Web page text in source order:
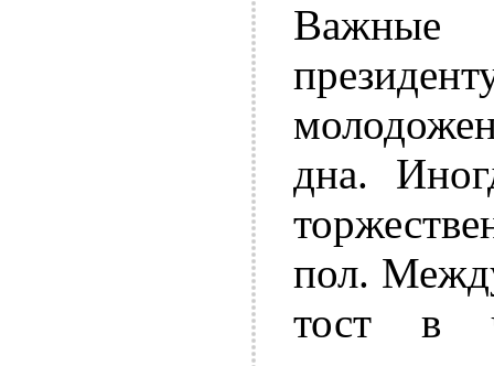
Важные
дна.
пол.
тост в